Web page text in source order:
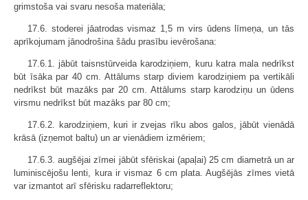
grimstoša vai svaru nesoša materiāla;
17.6. stoderei jāatrodas vismaz 1,5 m virs ūdens līmeņa, un tās
aprīkojumam jānodrošina šādu prasību ievērošana:
17.6.1. jābūt taisnstūrveida karodziņiem, kuru katra mala nedrīkst
būt īsāka par 40 cm. Attālums starp diviem karodziņiem pa vertikāli
nedrīkst būt mazāks par 20 cm. Attālums starp karodziņu un ūdens
virsmu nedrīkst būt mazāks par 80 cm;
17.6.2. karodziņiem, kuri ir zvejas rīku abos galos, jābūt vienādā
krāsā (izņemot baltu) un ar vienādiem izmēriem;
17.6.3. augšējai zīmei jābūt sfēriskai (apaļai) 25 cm diametrā un ar
luminiscējošu lenti, kura ir vismaz 6 cm plata. Augšējās zīmes vietā
var izmantot arī sfērisku radarreflektoru;